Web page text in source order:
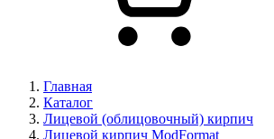
Главная
Каталог
Лицевой (облицовочный) кирпич
Лицевой кирпич ModFormat